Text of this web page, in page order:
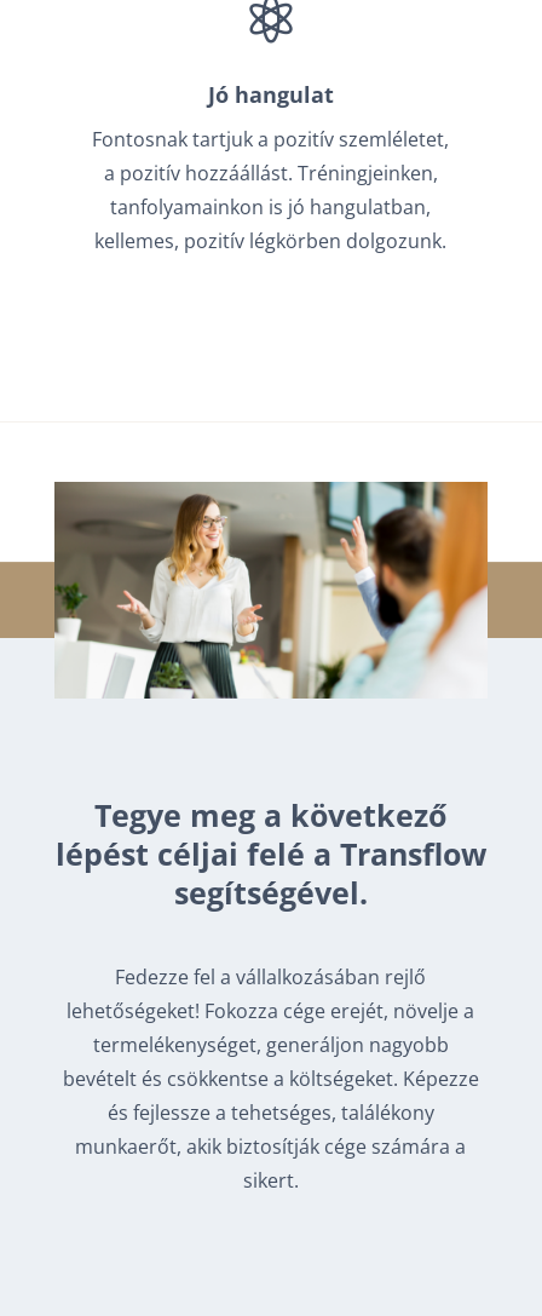

Jó hangulat
Fontosnak tartjuk a pozitív szemléletet,
a pozitív hozzáállást. Tréningjeinken,
tanfolyamainkon is jó hangulatban,
kellemes, pozitív légkörben dolgozunk.
Tegye meg a következő
lépést céljai felé a Transflow
segítségével.
Fedezze fel a vállalkozásában rejlő
lehetőségeket! Fokozza cége erejét, növelje a
termelékenységet, generáljon nagyobb
bevételt és csökkentse a költségeket. Képezze
és fejlessze a tehetséges, találékony
munkaerőt, akik biztosítják cége számára a
sikert.